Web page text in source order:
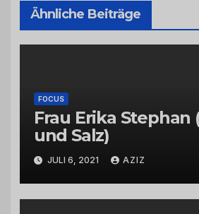
Ähnliche Beiträge
FOCUS
Frau Erika
und Salz)
JULI 6, 2021 AZIZ